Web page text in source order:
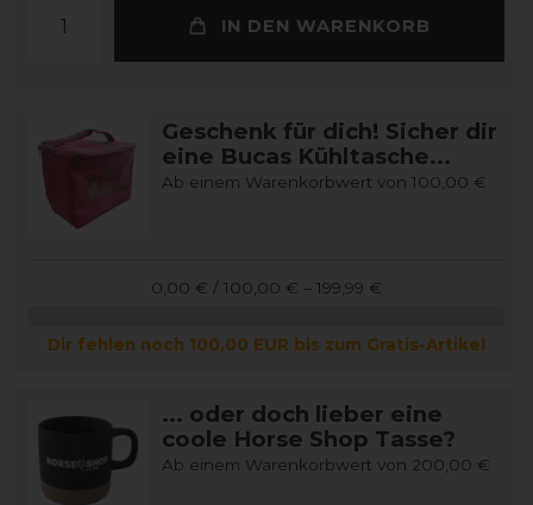
IN DEN WARENKORB
Geschenk für dich! Sicher dir
eine Bucas Kühltasche...
Ab einem Warenkorbwert von 100,00 €
0,00 € / 100,00 € – 199,99 €
Dir fehlen noch 100,00 EUR bis zum Gratis-Artikel
... oder doch lieber eine
coole Horse Shop Tasse?
Ab einem Warenkorbwert von 200,00 €